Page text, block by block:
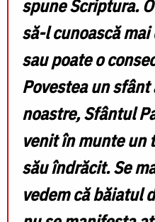
spune Scriptura.
să-l cunoască
sau poate o
Povestea un
noastre, Sfântul
venit în munte un
său îndrăcit. Se
vedem că băiatul